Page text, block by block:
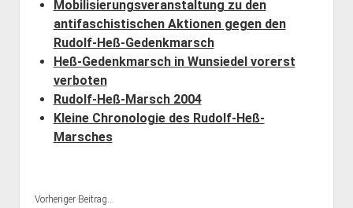
Mobilisierungsveranstaltung zu den
antifaschistischen Aktionen gegen den
Rudolf-Heß-Gedenkmarsch
Heß-Gedenkmarsch in Wunsiedel vorerst
verboten
Rudolf-Heß-Marsch 2004
Kleine Chronologie des Rudolf-Heß-
Marsches
Vorheriger Beitrag...